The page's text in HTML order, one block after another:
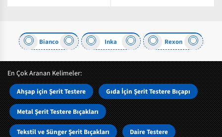
Bianco Inka Rexon
En Çok Aranan Kelimeler:
Ahşap için Şerit Testere Gıda İçin Şerit Testere Bıçapı
Metal Şerit Testere Bıçakları
Tekstil ve Sünger Şerit Bıçakları Daire Testere